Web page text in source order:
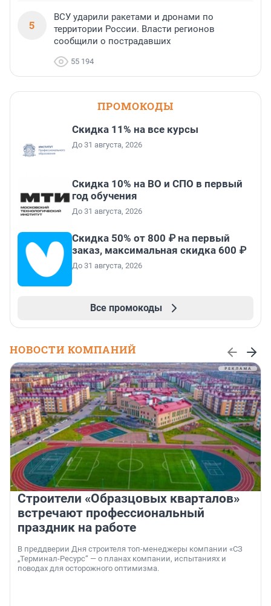
5
ВСУ ударили ракетами и дронами по
территории России. Власти регионов
сообщили о пострадавших
55 194
ПРОМОКОДЫ
Скидка 11% на все курсы
До 31 августа, 2026
Скидка 10% на ВО и СПО в первый
год обучения
До 31 августа, 2026
Скидка 50% от 800 ₽ на первый
заказ, максимальная скидка 600 ₽
До 31 августа, 2026
Все промокоды
НОВОСТИ КОМПАНИЙ
Строители «Образцовых кварталов»
встречают профессиональный
праздник на работе
В преддверии Дня строителя топ-менеджеры компании «СЗ
„Терминал-Ресурс“ — о планах компании, испытаниях и
поводах для осторожного оптимизма.